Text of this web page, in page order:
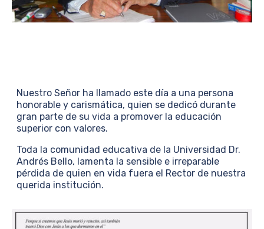
Nuestro Señor ha llamado este día a una persona
honorable y carismática, quien se dedicó durante
gran parte de su vida a promover la educación
superior con valores.
Toda la comunidad educativa de la Universidad Dr.
Andrés Bello, lamenta la sensible e irreparable
pérdida de quien en vida fuera el Rector de nuestra
querida institución.